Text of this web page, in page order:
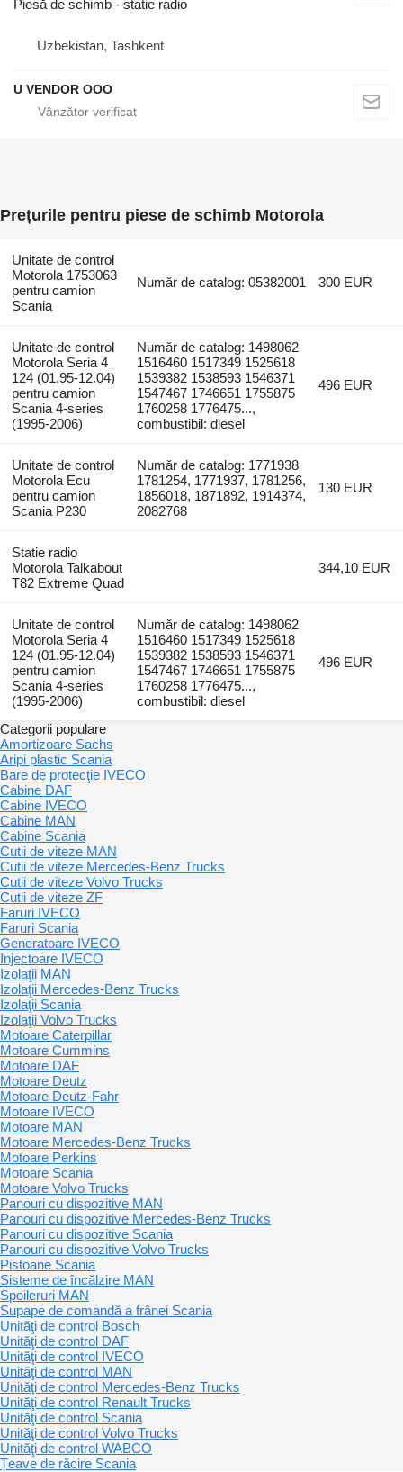
Piesă de schimb - statie radio
Uzbekistan, Tashkent
U VENDOR OOO
Prețurile pentru piese de schimb Motorola
Unitate de control
Motorola 1753063
pentru camion
Scania
Număr de catalog: 05382001 300 EUR
Unitate de control
Motorola Seria 4
124 (01.95-12.04)
pentru camion
Scania 4-series
(1995-2006)
Număr de catalog: 1498062
1516460 1517349 1525618
1539382 1538593 1546371
1547467 1746651 1755875
1760258 1776475...,
combustibil: diesel
496 EUR
Unitate de control
Motorola Ecu
pentru camion
Scania P230
Număr de catalog: 1771938
1781254, 1771937, 1781256,
1856018, 1871892, 1914374,
2082768
130 EUR
Statie radio
Motorola Talkabout
T82 Extreme Quad
344,10 EUR
Unitate de control
Motorola Seria 4
124 (01.95-12.04)
pentru camion
Scania 4-series
(1995-2006)
Număr de catalog: 1498062
1516460 1517349 1525618
1539382 1538593 1546371
1547467 1746651 1755875
1760258 1776475...,
combustibil: diesel
496 EUR
Categorii populare
Amortizoare Sachs
Aripi plastic Scania
Bare de protecţie IVECO
Cabine DAF
Cabine IVECO
Cabine MAN
Cabine Scania
Cutii de viteze MAN
Cutii de viteze Mercedes-Benz Trucks
Cutii de viteze Volvo Trucks
Cutii de viteze ZF
Faruri IVECO
Faruri Scania
Generatoare IVECO
Injectoare IVECO
Izolaţii MAN
Izolaţii Mercedes-Benz Trucks
Izolaţii Scania
Izolaţii Volvo Trucks
Motoare Caterpillar
Motoare Cummins
Motoare DAF
Motoare Deutz
Motoare Deutz-Fahr
Motoare IVECO
Motoare MAN
Motoare Mercedes-Benz Trucks
Motoare Perkins
Motoare Scania
Motoare Volvo Trucks
Panouri cu dispozitive MAN
Panouri cu dispozitive Mercedes-Benz Trucks
Panouri cu dispozitive Scania
Panouri cu dispozitive Volvo Trucks
Pistoane Scania
Sisteme de încălzire MAN
Spoileruri MAN
Supape de comandă a frânei Scania
Unităţi de control Bosch
Unităţi de control DAF
Unităţi de control IVECO
Unităţi de control MAN
Unităţi de control Mercedes-Benz Trucks
Unităţi de control Renault Trucks
Unităţi de control Scania
Unităţi de control Volvo Trucks
Unităţi de control WABCO
Țeave de răcire Scania